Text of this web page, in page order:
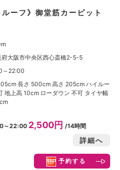
ーフ》御堂筋カーピット
府大阪市中央区西心斎橋2-5-5
～22:00
長さ 500cm 高さ 205cm ハイルー
地上高 10cm ローダウン 不可 タイヤ幅
～22:00 2,500円/14時間
詳細へ
予約する